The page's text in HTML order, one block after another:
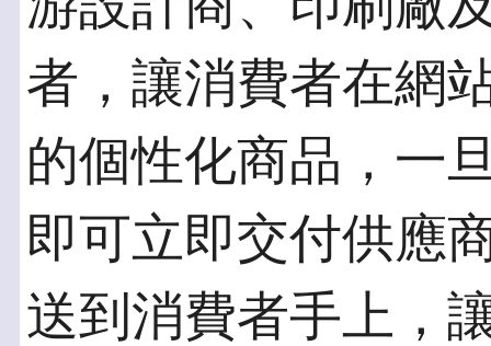
者，讓消費者在網
的個性化商品，一
即可立即交付供應
送到消費者手上，